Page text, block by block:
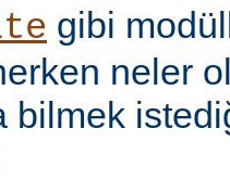
gibi
neler
bilmek